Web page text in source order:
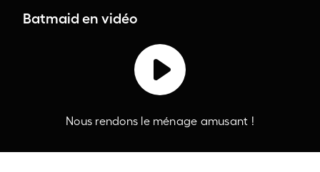
Batmaid en vidéo
Nous rendons le ménage amusant !